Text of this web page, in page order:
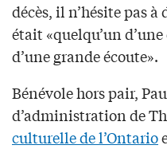
décès, il n’hésite pas
était «quelqu’un
d’une grande écoute».
Bénévole hors pair,
d’administration de
culturelle de l’Ontario